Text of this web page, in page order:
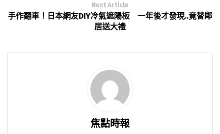
Next Article
手作翻車！日本網友DIY冷氣遮陽板 一年後才發現..竟替鄰
居送大禮
焦點時報